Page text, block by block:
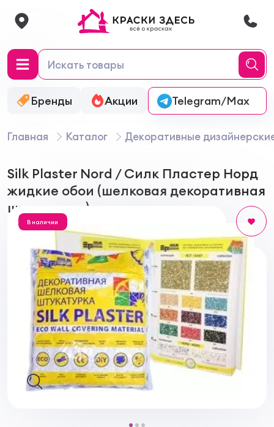
Бренды Акции Онлайн-колеровка
Telegram/Max
Главная Каталог Декоративные
Silk Plaster Nord / Силк Пластер Норд
жидкие обои (шелковая декоративная
штукатурка)
В наличии